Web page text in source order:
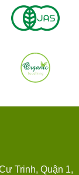
Trinh, Quận 1,